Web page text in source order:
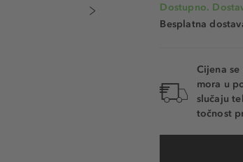
Dostupno.
Besplatna
Cijena
mora u
slučaju
točnost